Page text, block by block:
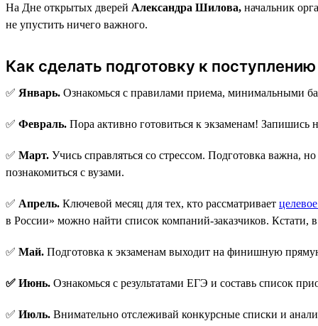
На Дне открытых дверей Александра Шилова, начальник
не упустить ничего важного.
Как сделать подготовку к
✅ Январь. Ознакомься с правилами приема, минимальными
✅ Февраль. Пора активно готовиться к экзаменам! Запишись
✅ Март. Учись справляться со стрессом. Подготовка важна,
познакомиться с вузами.
✅ Апрель. Ключевой месяц для тех, кто рассматривает
в России» можно найти список компаний-заказчиков. Кстати,
✅ Май. Подготовка к экзаменам выходит на финишную
✅ Июнь. Ознакомься с результатами ЕГЭ и составь список
✅ Июль. Внимательно отслеживай конкурсные списки и